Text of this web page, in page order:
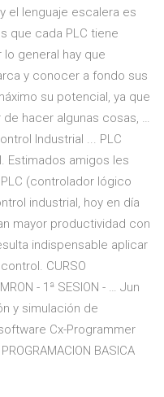
el lenguaje escalera es
que cada PLC tiene
general hay que
y conocer a fondo sus
su potencial, ya que
hacer algunas cosas, …
Industrial ... PLC
Estimados amigos les
(controlador lógico
industrial, hoy en día
mayor productividad con
indispensable aplicar
CURSO
- 1ª SESION - … Jun
y simulación de
Cx-Programmer
BASICA